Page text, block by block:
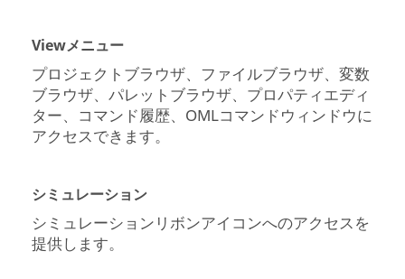
Viewメニュー
プロジェクトブラウザ、ファイルブラウザ、変数
ブラウザ、パレットブラウザ、プロパティエディ
ター、コマンド履歴、OMLコマンドウィンドウに
アクセスできます。
シミュレーション
シミュレーションリボンアイコンへのアクセスを
提供します。